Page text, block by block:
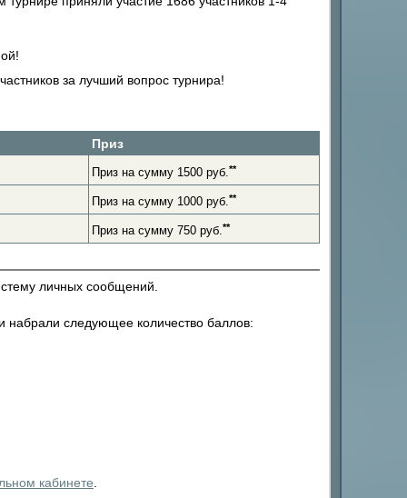
за лучший вопрос турнира!
Приз
Приз на сумму 1500 руб.**
Приз на сумму 1000 руб.**
Приз на сумму 750 руб.**
личных сообщений.
набрали следующее количество баллов:
кабинете